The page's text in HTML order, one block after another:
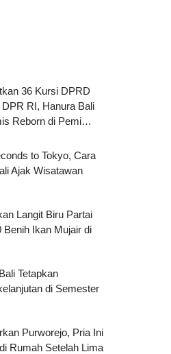
36 Kursi DPRD
DPR RI, Hanura Bali
Reborn di Pemi…
to Tokyo, Cara
Ajak Wisatawan
Langit Biru Partai
Benih Ikan Mujair di
Tetapkan
di Semester
Purworejo, Pria Ini
Rumah Setelah Lima